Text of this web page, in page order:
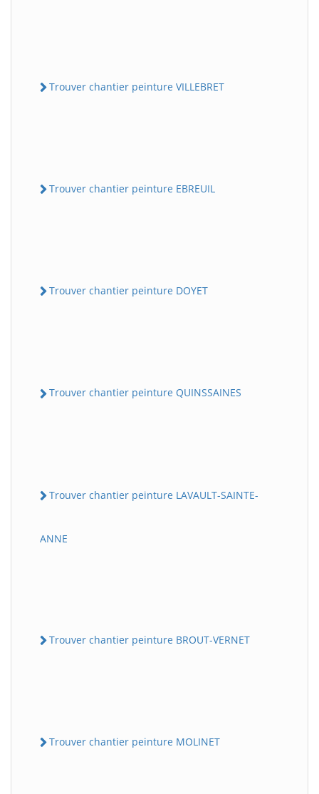
Trouver chantier peinture VILLEBRET
Trouver chantier peinture EBREUIL
Trouver chantier peinture DOYET
Trouver chantier peinture QUINSSAINES
Trouver chantier peinture LAVAULT-SAINTE-
ANNE
Trouver chantier peinture BROUT-VERNET
Trouver chantier peinture MOLINET